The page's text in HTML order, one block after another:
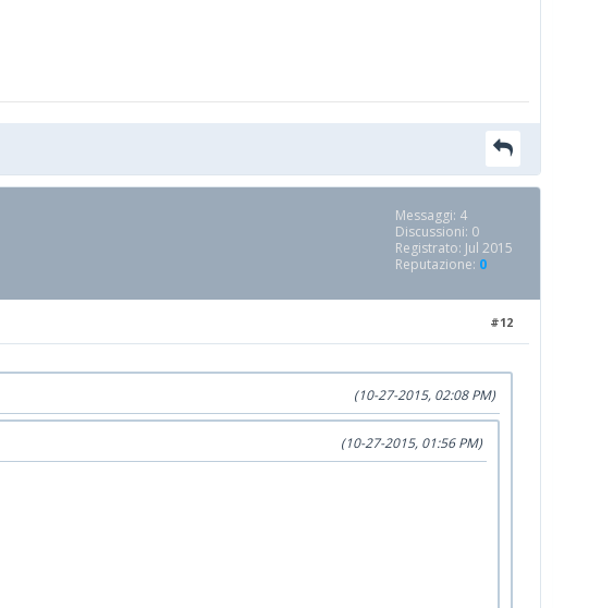
Messaggi: 4
Discussioni: 0
Registrato: Jul 2015
Reputazione: 0
#12
(10-27-2015, 02:08 PM)
(10-27-2015, 01:56 PM)